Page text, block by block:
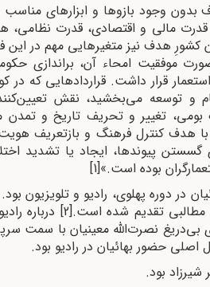
وجود بازوها و ابزارهای مناسب
قدرت مالی و اقتصادی، قدرت
هدف نیز متغیرهایی مهم در این
موفقیت امحاء آن، براندازی
قرار داشت. قراردادهایی که در
و توسعه می‌بخشید، نقش
بومی، تغییر و تحریف تاریخ و تمدن
با هدف کنترل فرهنگ و بازتعریف
پیوندها، ایجاد یا تشدید
بوده است.»[1]
در دوره پهلوی، رادیو و تلویزیون
مطالبی تقدیم شده است.[2]
درباره
نصرت‌الله معینیان با سمت
اصلی حضور بهائیان در رادیو بود.
شیرزاد بود.